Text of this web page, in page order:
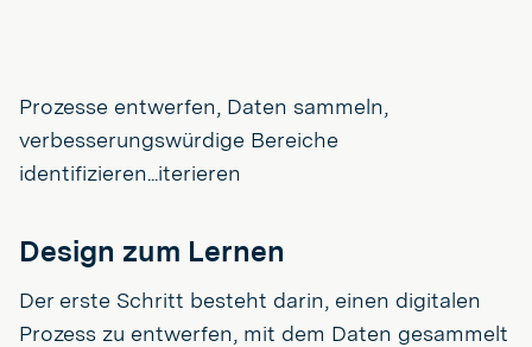
Prozesse entwerfen, Daten sammeln,
verbesserungswürdige Bereiche
identifizieren...iterieren
Design zum Lernen
Der erste Schritt besteht darin, einen digitalen
Prozess zu entwerfen, mit dem Daten gesammelt